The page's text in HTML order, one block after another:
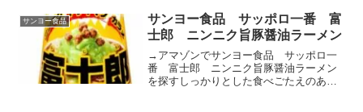
サンヨー食品
サンヨー食品 サッポロ一番 富
士郎 ニンニク旨豚醤油ラーメン
→アマゾンでサンヨー食品 サッポロ一
番 富士郎 ニンニク旨豚醤油ラーメン
を探すしっかりとした食べごたえのある